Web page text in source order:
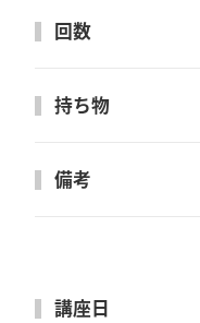
回数
持ち物
備考
講座日